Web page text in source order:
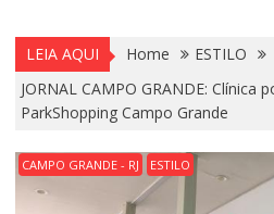
LEIA AQUI Home
ESTILO
JORNAL CAMPO GRANDE: Clínica
ParkShopping Campo Grande
CAMPO GRANDE - RJ ESTILO